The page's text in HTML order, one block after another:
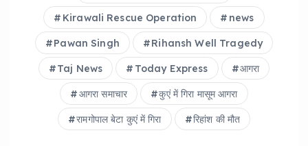
Kirawali Rescue Operation news
Pawan Singh Rihansh Well Tragedy
Taj News Today Express आगरा
आगरा समाचार कुएं में गिरा मासूम आगरा
रामगोपाल बेटा कुएं में गिरा रिहांश की मौत